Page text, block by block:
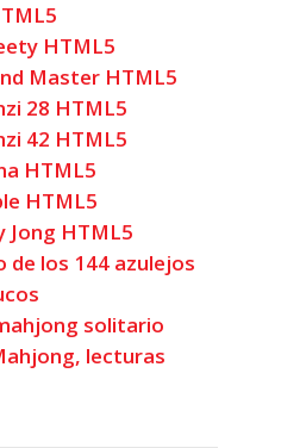
HTML5
Master HTML5
28 HTML5
42 HTML5
HTML5
HTML5
Jong HTML5
de los 144 azulejos
solitario
lecturas